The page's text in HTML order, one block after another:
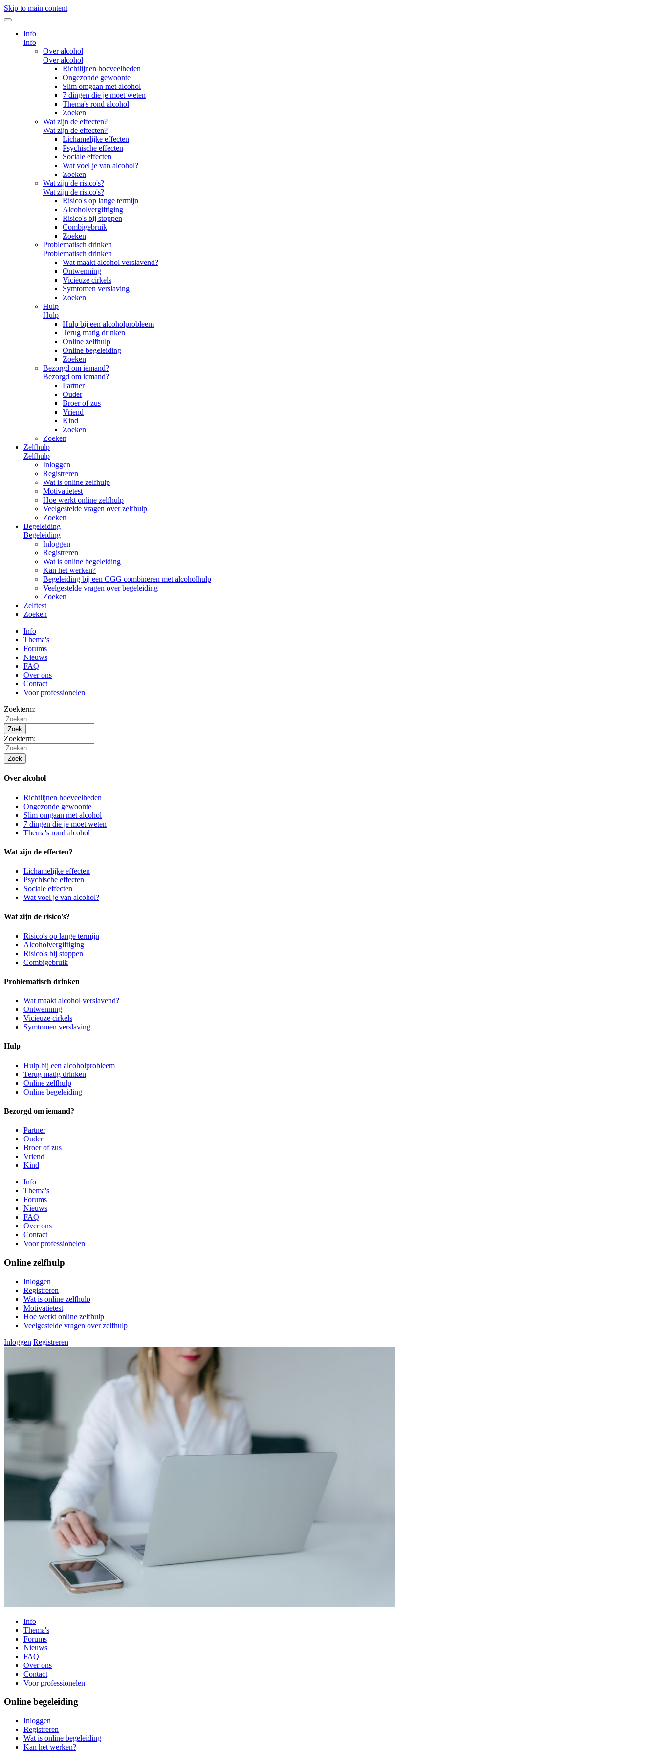
Skip to main content
Info
Info
Over alcohol
Over alcohol
Richtlijnen hoeveelheden
Ongezonde gewoonte
Slim omgaan met alcohol
7 dingen die je moet weten
Thema's rond alcohol
Zoeken
Wat zijn de effecten?
Wat zijn de effecten?
Lichamelijke effecten
Psychische effecten
Sociale effecten
Wat voel je van alcohol?
Zoeken
Wat zijn de risico's?
Wat zijn de risico's?
Risico's op lange termijn
Alcoholvergiftiging
Risico's bij stoppen
Combigebruik
Zoeken
Problematisch drinken
Problematisch drinken
Wat maakt alcohol verslavend?
Ontwenning
Vicieuze cirkels
Symtomen verslaving
Zoeken
Hulp
Hulp
Hulp bij een alcoholprobleem
Terug matig drinken
Online zelfhulp
Online begeleiding
Zoeken
Bezorgd om iemand?
Bezorgd om iemand?
Partner
Ouder
Broer of zus
Vriend
Kind
Zoeken
Zoeken
Zelfhulp
Zelfhulp
Inloggen
Registreren
Wat is online zelfhulp
Motivatietest
Hoe werkt online zelfhulp
Veelgestelde vragen over zelfhulp
Zoeken
Begeleiding
Begeleiding
Inloggen
Registreren
Wat is online begeleiding
Kan het werken?
Begeleiding bij een CGG combineren met alcoholhulp
Veelgestelde vragen over begeleiding
Zoeken
Zelftest
Zoeken
Info
Thema's
Forums
Nieuws
FAQ
Over ons
Contact
Voor professionelen
Zoekterm:
Zoek
Zoekterm:
Zoek
Over alcohol
Richtlijnen hoeveelheden
Ongezonde gewoonte
Slim omgaan met alcohol
7 dingen die je moet weten
Thema's rond alcohol
Wat zijn de effecten?
Lichamelijke effecten
Psychische effecten
Sociale effecten
Wat voel je van alcohol?
Wat zijn de risico's?
Risico's op lange termijn
Alcoholvergiftiging
Risico's bij stoppen
Combigebruik
Problematisch drinken
Wat maakt alcohol verslavend?
Ontwenning
Vicieuze cirkels
Symtomen verslaving
Hulp
Hulp bij een alcoholprobleem
Terug matig drinken
Online zelfhulp
Online begeleiding
Bezorgd om iemand?
Partner
Ouder
Broer of zus
Vriend
Kind
Info
Thema's
Forums
Nieuws
FAQ
Over ons
Contact
Voor professionelen
Online zelfhulp
Inloggen
Registreren
Wat is online zelfhulp
Motivatietest
Hoe werkt online zelfhulp
Veelgestelde vragen over zelfhulp
Inloggen Registreren
Info
Thema's
Forums
Nieuws
FAQ
Over ons
Contact
Voor professionelen
Online begeleiding
Inloggen
Registreren
Wat is online begeleiding
Kan het werken?